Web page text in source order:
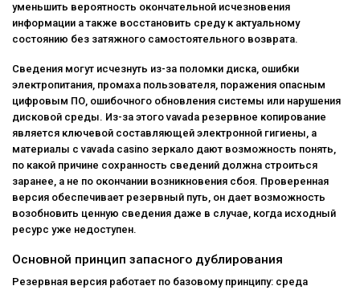
уменьшить вероятность окончательной исчезновения
информации а также восстановить среду к актуальному
состоянию без затяжного самостоятельного возврата.
Сведения могут исчезнуть из-за поломки диска, ошибки
электропитания, промаха пользователя, поражения опасным
цифровым ПО, ошибочного обновления системы или нарушения
дисковой среды. Из-за этого vavada резервное копирование
является ключевой составляющей электронной гигиены, а
материалы сvavada casino зеркало дают возможность понять,
по какой причине сохранность сведений должна строиться
заранее, а не по окончании возникновения сбоя. Проверенная
версия обеспечивает резервный путь, он дает возможность
возобновить ценную сведения даже в случае, когда исходный
ресурс уже недоступен.
Основной принцип запасного дублирования
Резервная версия работает по базовому принципу: среда